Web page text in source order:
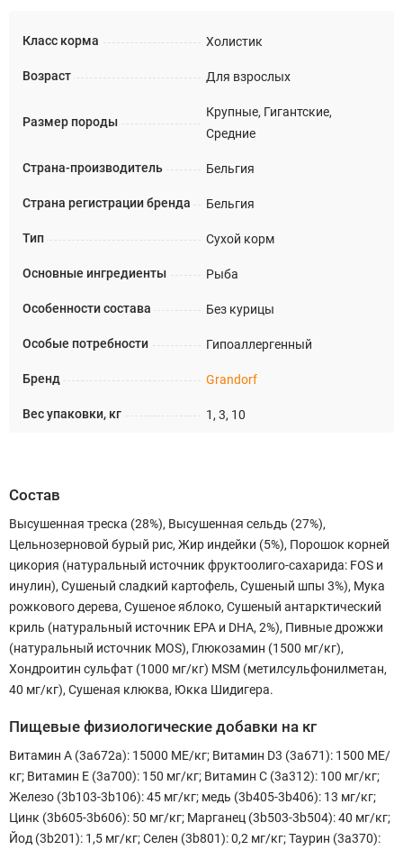
Класс корма Холистик
Возраст Для взрослых
Размер породы
Крупные, Гигантские,
Средние
Страна-производитель Бельгия
Страна регистрации бренда Бельгия
Тип Сухой корм
Основные ингредиенты Рыба
Особенности состава Без курицы
Особые потребности Гипоаллергенный
Бренд Grandorf
Вес упаковки, кг 1, 3, 10
Состав
Высушенная треска (28%), Высушенная сельдь (27%),
Цельнозерновой бурый рис, Жир индейки (5%), Порошок корней
цикория (натуральный источник фруктоолиго-сахарида: FOS и
инулин), Сушеный сладкий картофель, Сушеный шпы 3%), Мука
рожкового дерева, Сушеное яблоко, Сушеный антарктический
криль (натуральный источник EPA и DHA, 2%), Пивные дрожжи
(натуральный источник MOS), Глюкозамин (1500 мг/кг),
Хондроитин сульфат (1000 мг/кг) MSM (метилсульфонилметан,
40 мг/кг), Сушеная клюква, Юкка Шидигера.
Пищевые физиологические добавки на кг
Витамин А (3a672a): 15000 МЕ/кг; Витамин D3 (3a671): 1500 МЕ/
кг; Витамин Е (3a700): 150 мг/кг; Витамин С (3a312): 100 мг/кг;
Железо (3b103-3b106): 45 мг/кг; медь (3b405-3b406): 13 мг/кг;
Цинк (3b605-3b606): 50 мг/кг; Марганец (3b503-3b504): 40 мг/кг;
Йод (3b201): 1,5 мг/кг; Селен (3b801): 0,2 мг/кг; Таурин (3a370):